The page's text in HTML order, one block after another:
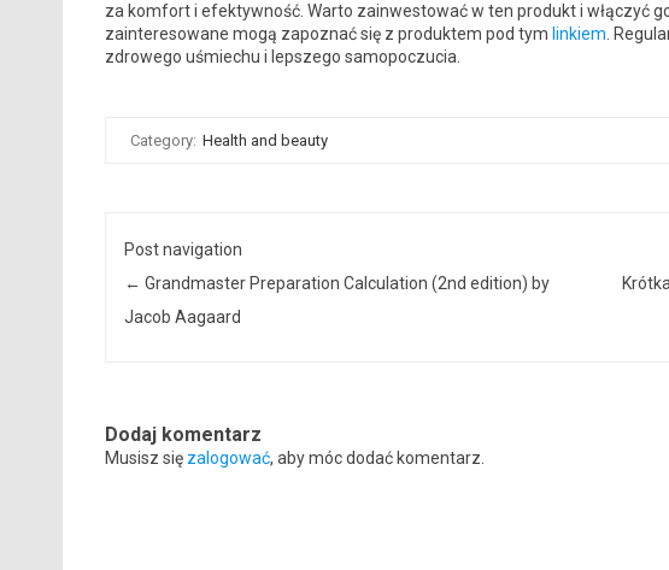
za komfort i efektywność. Warto zainwestować w ten produkt i włączyć
zainteresowane mogą zapoznać się z produktem pod tym linkiem.
zdrowego uśmiechu i lepszego samopoczucia.
Category: Health and beauty
Post navigation
← Grandmaster Preparation Calculation (2nd edition) by
Jacob Aagaard
Dodaj komentarz
Musisz się zalogować, aby móc dodać komentarz.